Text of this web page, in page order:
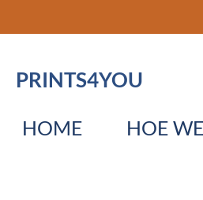
direct
dePRINTS4YOU
HOME HOE